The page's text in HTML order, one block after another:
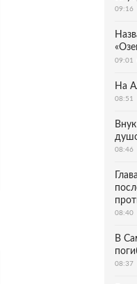
09:16
09:01
На
08:51
08:46
08:40
В
08:37